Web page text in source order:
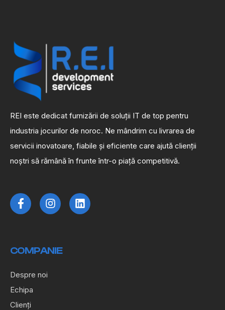
REI este dedicat furnizării de soluții IT de top pentru
industria jocurilor de noroc. Ne mândrim cu livrarea de
servicii inovatoare, fiabile și eficiente care ajută clienții
noștri să rămână în frunte într-o piață competitivă.
COMPANIE
Despre noi
Echipa
Clienți